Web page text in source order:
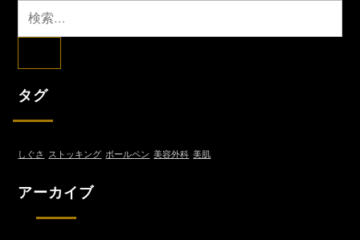
検
索:
タグ
しぐさ ストッキング ボールペン 美容外科 美肌
アーカイブ